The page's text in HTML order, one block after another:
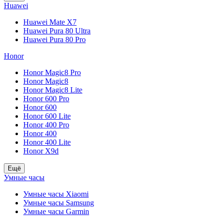
Huawei
Huawei Mate X7
Huawei Pura 80 Ultra
Huawei Pura 80 Pro
Honor
Honor Magic8 Pro
Honor Magic8
Honor Magic8 Lite
Honor 600 Pro
Honor 600
Honor 600 Lite
Honor 400 Pro
Honor 400
Honor 400 Lite
Honor X9d
Ещё
Умные часы
Умные часы Xiaomi
Умные часы Samsung
Умные часы Garmin